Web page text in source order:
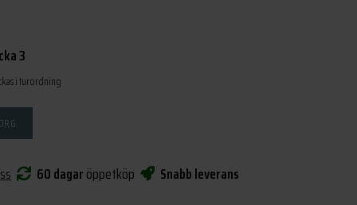
3
i turordning
60 dagaröppetköp Snabb leverans